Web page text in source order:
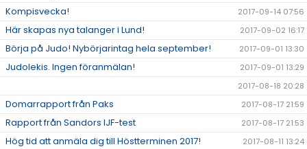
Kompisvecka! 2017-09-14 07:56
Här skapas nya talanger i Lund! 2017-09-02 16:17
Börja på Judo! Nybörjarintag hela september! 2017-09-01 13:30
Judolekis. Ingen föranmälan!
2017-09-01 13:29
2017-08-18 20:28
Domarrapport från Paks 2017-08-17 21:59
Rapport från Sandors IJF-test 2017-08-17 21:53
Hög tid att anmäla dig till Höstterminen 2017! 2017-08-11 13:24